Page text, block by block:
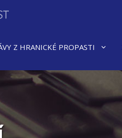
Z HRANICKÉ PROPASTI